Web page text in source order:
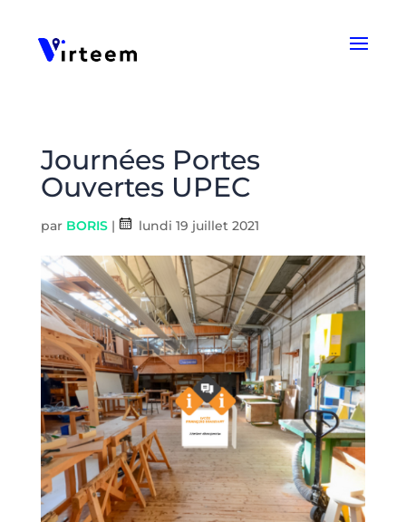
Journées Portes
Ouvertes UPEC
par BORIS| lundi 19 juillet 2021